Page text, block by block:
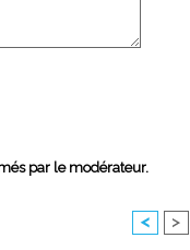
par le modérateur.
< >